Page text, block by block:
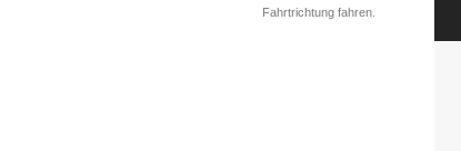
Fahrtrichtung fahren.